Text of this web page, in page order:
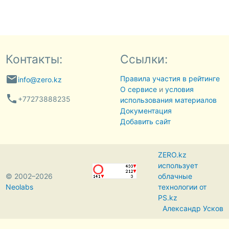
Контакты:
emailinfo@zero.kz
phone +77273888235
Ссылки:
Правила участия в рейтинге
О сервисеи условия
использования материалов
Документация
Добавить сайт
© 2002–2026
Neolabs
ZERO.kz
использует
облачные
технологии от
PS.kz
Александр Усков